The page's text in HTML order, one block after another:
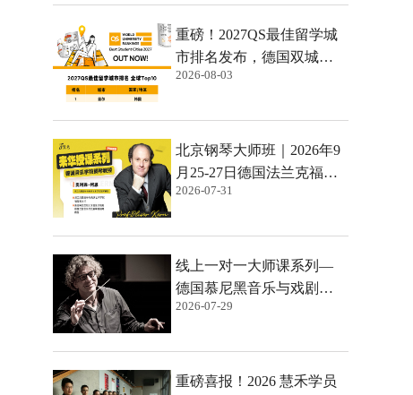
华授课！
重磅！2027QS最佳留学城
市排名发布，德国双城强
势跻身全球TOP10！
2026-08-03
北京钢琴大师班｜2026年9
月25-27日德国法兰克福音
乐与表演艺术学院钢琴系
Kern来华授课！
2026-07-31
线上一对一大师课系列—
德国慕尼黑音乐与戏剧学
院【指挥教授】马库斯・
2026-07-29
重磅喜报！2026 慧禾学员